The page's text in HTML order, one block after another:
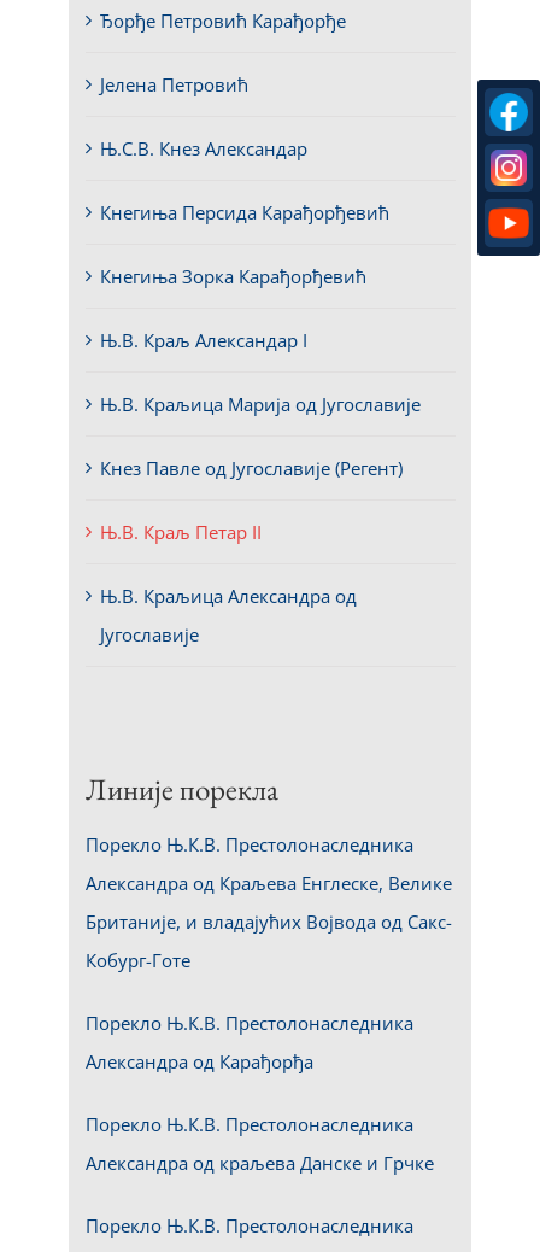
Ђорђе Петровић Карађорђе
Јелена Петровић
Њ.С.В. Кнез Александар
Кнегиња Персида Карађорђевић
Кнегиња Зорка Карађорђевић
Њ.В. Краљ Александар I
Њ.В. Краљица Марија од Југославије
Кнез Павле од Југославије (Регент)
Њ.В. Краљ Петар II
Њ.В. Краљица Александра од
Југославије
Линије порекла
Порекло Њ.К.В. Престолонаследника
Александра од Краљева Енглеске, Велике
Британије, и владајућих Војвода од Сакс-
Кобург-Готе
Порекло Њ.К.В. Престолонаследника
Александра од Карађорђа
Порекло Њ.К.В. Престолонаследника
Александра од краљева Данске и Грчке
Порекло Њ.К.В. Престолонаследника